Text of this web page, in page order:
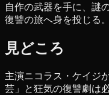
自作の武器を手に、謎
復讐の旅へ身を投じる。
見どころ
主演ニコラス・ケイジ
芸」と狂気の復讐劇は